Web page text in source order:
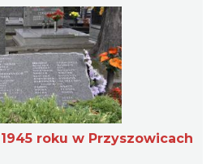
roku w Przyszowicach